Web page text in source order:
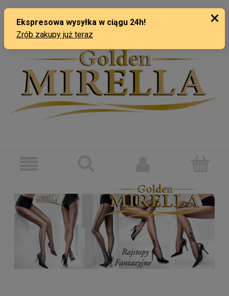
ZAREJESTRUJ SIĘ ZALOGUJ SIĘ